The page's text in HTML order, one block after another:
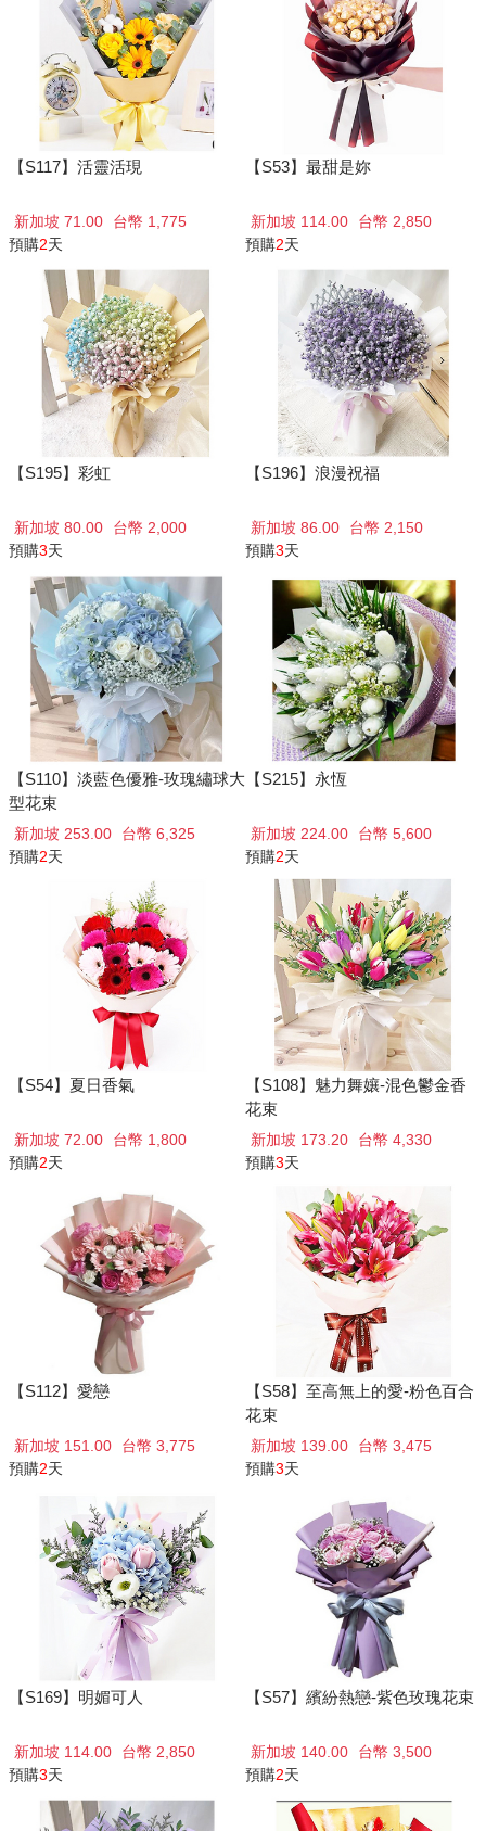
【S117】活靈活現
新加坡 71.00
台幣 1,775
預購2天
【S53】最甜是妳
新加坡 114.00
台幣 2,850
預購2天
【S195】彩虹
新加坡 80.00
台幣 2,000
預購3天
【S196】浪漫祝福
新加坡 86.00
台幣 2,150
預購3天
【S110】淡藍色優雅-玫瑰繡球大
型花束
新加坡 253.00
台幣 6,325
預購2天
【S215】永恆
新加坡 224.00
台幣 5,600
預購2天
【S54】夏日香氣
新加坡 72.00
台幣 1,800
預購2天
【S108】魅力舞孃-混色鬱金香
花束
新加坡 173.20
台幣 4,330
預購3天
【S112】愛戀
新加坡 151.00
台幣 3,775
預購2天
【S58】至高無上的愛-粉色百合
花束
新加坡 139.00
台幣 3,475
預購3天
【S169】明媚可人
新加坡 114.00
台幣 2,850
預購3天
【S57】繽紛熱戀-紫色玫瑰花束
新加坡 140.00
台幣 3,500
預購2天